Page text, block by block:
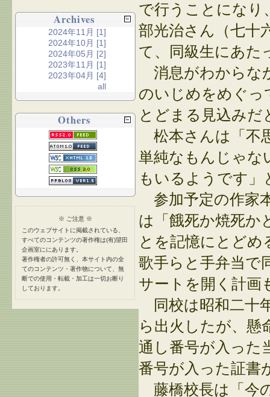
で行うことになり
部光治さん（七十
て、同級生にあた
消息がわからな
のいじめをめぐっ
とどまる見込みだ
松本さんは「不
単純なもんじゃな
もいるようです」
参加予定の作家
は「餓死か焼死か
とを記憶にとどめ
歌手らと手弁当で
サートを開く計画
同校は昭和二十
ら出火したが、懸
通し番号が入った
番号が入った証書
藤橋校長は「今
Archives
2024年11月 [1]
2024年10月 [1]
2024年05月 [2]
2023年11月 [1]
2023年04月 [4]
all
Others
※ ご注意 ※
このウェブサイトに掲載されている、
すべてのコンテンツの著作権は(有)望田
企画室ににあります。
著作権者の許可無く、本サイト内の全
てのコンテンツ・著作物について、無
断での使用・転載・加工は一切お断り
しております。